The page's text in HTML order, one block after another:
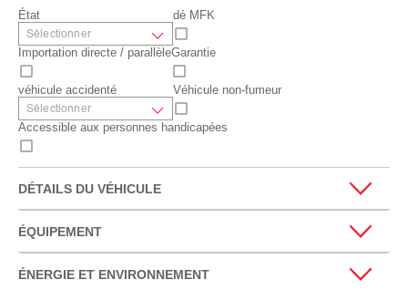
État dé MFK
Importation directe / parallèleGarantie
véhicule accidenté Véhicule non-fumeur
Accessible aux personnes handicapées
DÉTAILS DU VÉHICULE
ÉQUIPEMENT
ÉNERGIE ET ENVIRONNEMENT